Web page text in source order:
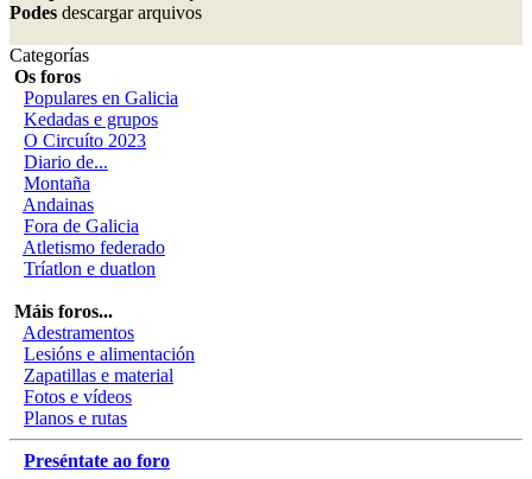
Podes descargar arquivos
Categorías
Os foros
Populares en Galicia
Kedadas e grupos
O Circuíto 2023
Diario de...
Montaña
Andainas
Fora de Galicia
Atletismo federado
Tríatlon e duatlon
Máis foros...
Adestramentos
Lesións e alimentación
Zapatillas e material
Fotos e vídeos
Planos e rutas
Preséntate ao foro